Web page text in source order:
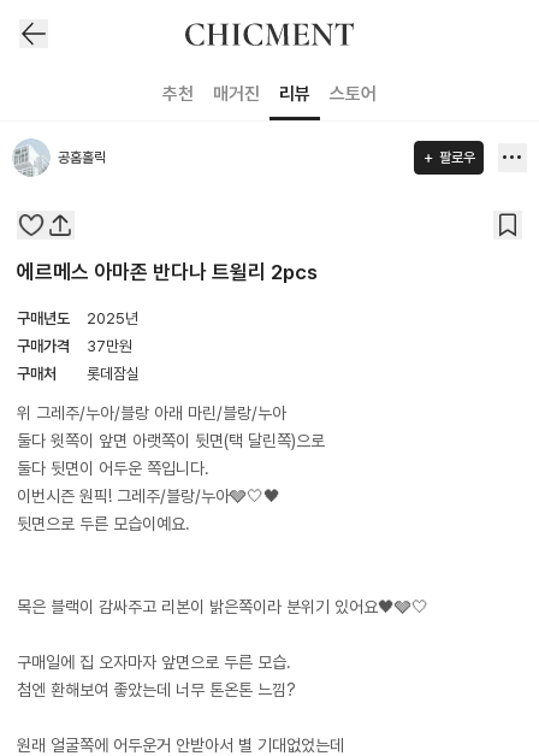
추천 매거진 리뷰 스토어
공홈홀릭 팔로우
에르메스 아마존 반다나 트윌리 2pcs
구매년도
2025년
구매가격
37만원
구매처
롯데잠실
위 그레주/누아/블랑 아래 마린/블랑/누아
둘다 윗쪽이 앞면 아랫쪽이 뒷면(택 달린쪽)으로
둘다 뒷면이 어두운 쪽입니다.
이번시즌 원픽! 그레주/블랑/누아🩶🤍🖤
뒷면으로 두른 모습이예요.
목은 블랙이 감싸주고 리본이 밝은쪽이라 분위기 있어요🖤🩶🤍
구매일에 집 오자마자 앞면으로 두른 모습.
첨엔 환해보여 좋았는데 너무 톤온톤 느낌?
원래 얼굴쪽에 어두운거 안받아서 별 기대없었는데